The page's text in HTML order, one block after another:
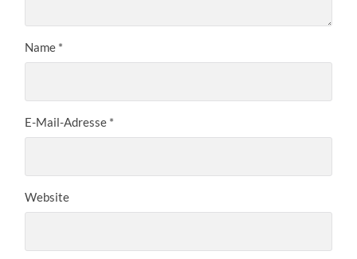
Name *
E-Mail-Adresse *
Website